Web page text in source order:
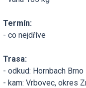
Termín:
- co nejdříve
Trasa:
- odkud: Hornbach Brno
- kam: Vrbovec, okres